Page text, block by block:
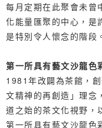
每月定期在此聚會未曾
化能量匯聚的中心，是
是特別令人懷念的階段。
第一所具有藝文沙龍色
1981年改闢為茶館，
文精神的再創造」理念
道之始的茶文化視野，
第一所具有藝文沙龍色